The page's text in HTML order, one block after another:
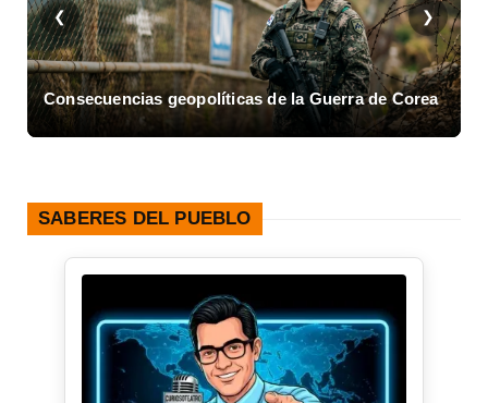
❮
de Corea Asalto al Cuartel Moncada en Cuba
❯
SABERES DEL PUEBLO